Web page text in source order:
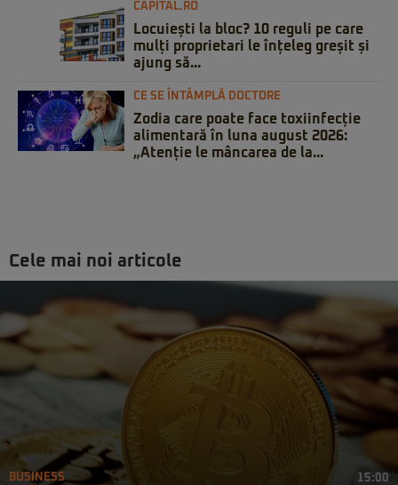
CAPITAL.RO
Locuiești la bloc? 10 reguli pe care
mulți proprietari le înțeleg greșit și
ajung să...
CE SE ÎNTÂMPLĂ DOCTORE
Zodia care poate face toxiinfecție
alimentară în luna august 2026:
„Atenție le mâncarea de la...
Cele mai noi articole
BUSINESS 15:00